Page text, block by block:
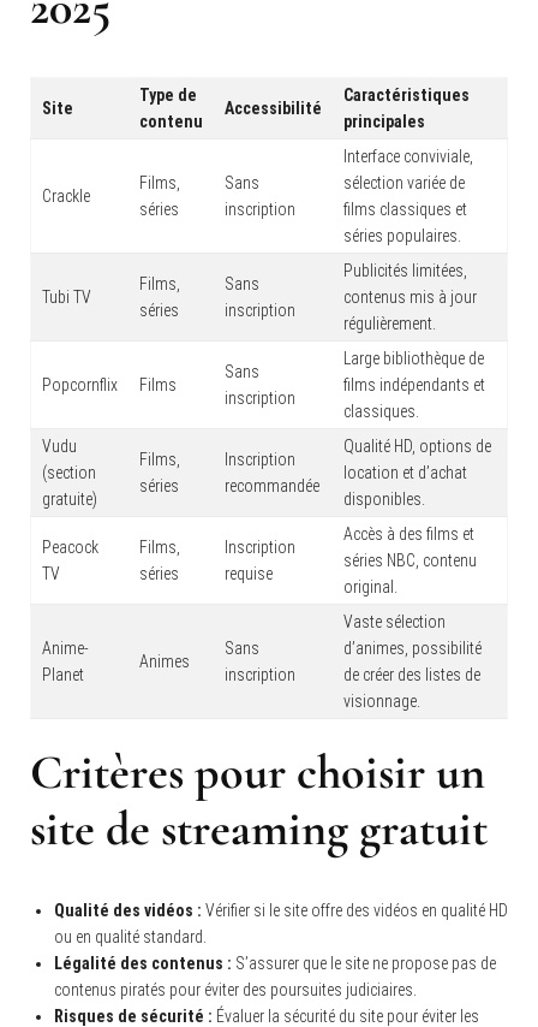
Site
Type de
contenu
Accessibilité
Caractéristiques
principales
Crackle
Films,
séries
Sans
inscription
Interface conviviale,
sélection variée de
films classiques et
séries populaires.
Tubi TV
Films,
séries
Sans
inscription
Publicités limitées,
contenus mis à jour
régulièrement.
Popcornflix Films
Sans
inscription
Large bibliothèque de
films indépendants et
classiques.
Vudu
(section
gratuite)
Films,
séries
Inscription
recommandée
Qualité HD, options de
location et d’achat
disponibles.
Peacock
TV
Films,
séries
Inscription
requise
Accès à des films et
séries NBC, contenu
original.
Anime-
Planet
Animes
Sans
inscription
Vaste sélection
d’animes, possibilité
de créer des listes de
visionnage.
Critères pour choisir un
site de streaming gratuit
Qualité des vidéos : Vérifier si le site offre des vidéos en qualité HD
ou en qualité standard.
Légalité des contenus : S’assurer que le site ne propose pas de
contenus piratés pour éviter des poursuites judiciaires.
Risques de sécurité : Évaluer la sécurité du site pour éviter les